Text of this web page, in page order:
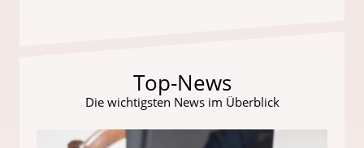
Top-News
Die wichtigsten News im Überblick